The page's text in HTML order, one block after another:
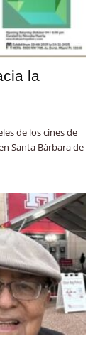
la
de los cines de
Santa Bárbara de